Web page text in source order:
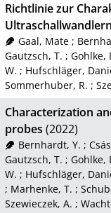
Richtlinie zur
Gaal, Mate;
Gautzsch, T. ; Gohlke,
W. ; Hufschläger,
Sommerhuber, R. ;
Characterization
probes (2022)
Bernhardt, Y. ;
Gautzsch, T. ; Gohlke,
W. ; Hufschläger,
; Marhenke, T. ;
Szewieczek, A. ;